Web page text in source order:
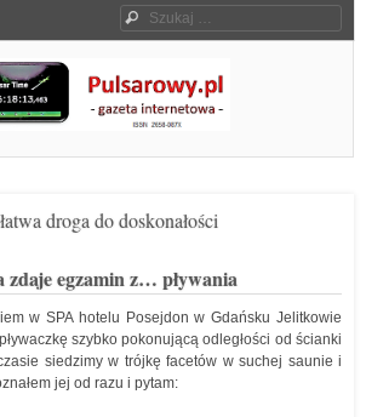
Szukaj
droga do doskonałości
egzamin z… pływania
w SPA hotelu Posejdon w Gdańsku Jelitkowie
szybko pokonującą odległości od ścianki
siedzimy w trójkę facetów w suchej saunie i
jej od razu i pytam: